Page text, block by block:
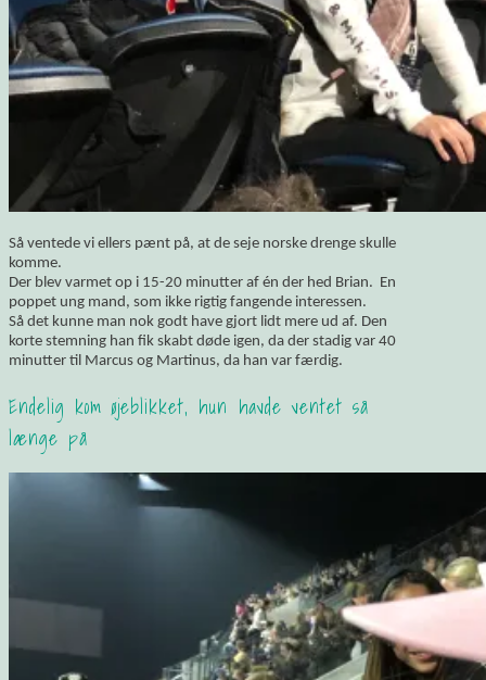
Så ventede vi ellers pænt på, at de seje norske drenge skulle
komme.
Der blev varmet op i 15-20 minutter af én der hed Brian. En
poppet ung mand, som ikke rigtig fangende interessen.
Så det kunne man nok godt have gjort lidt mere ud af. Den
korte stemning han fik skabt døde igen, da der stadig var 40
minutter til Marcus og Martinus, da han var færdig.
Endelig kom øjeblikket, hun havde ventet så
længe på